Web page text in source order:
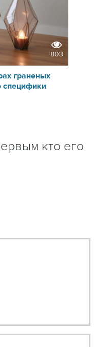
803
граненых
специфики
кто его